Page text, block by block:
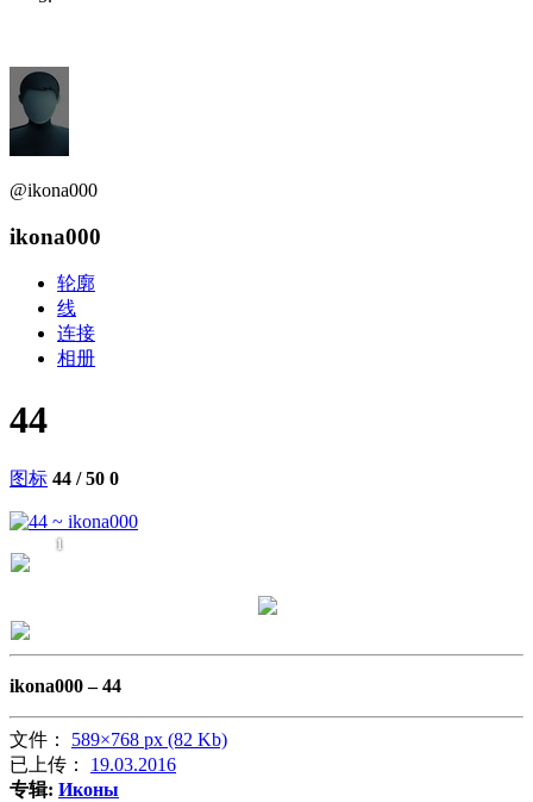
@ikona000
ikona000
轮廓
线
连接
相册
44
图标 44 / 50 0
1
ikona000 –44
文件： 589×768 px (82 Kb)
已上传： 19.03.2016
专辑: Иконы